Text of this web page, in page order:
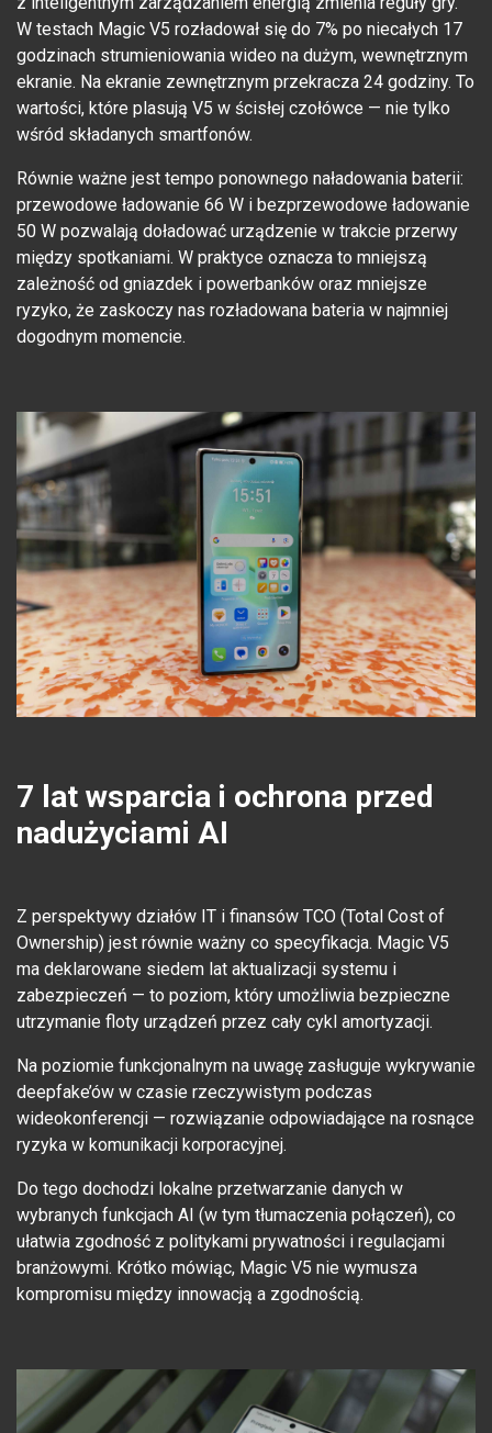
W testach Magic V5 rozładował się do 7% po niecałych 17
godzinach strumieniowania wideo na dużym, wewnętrznym
ekranie. Na ekranie zewnętrznym przekracza 24 godziny. To
wartości, które plasują V5 w ścisłej czołówce — nie tylko
wśród składanych smartfonów.
Równie ważne jest tempo ponownego naładowania baterii:
przewodowe ładowanie 66 W i bezprzewodowe ładowanie
50 W pozwalają doładować urządzenie w trakcie przerwy
między spotkaniami. W praktyce oznacza to mniejszą
zależność od gniazdek i powerbanków oraz mniejsze
ryzyko, że zaskoczy nas rozładowana bateria w najmniej
dogodnym momencie.
7 lat wsparcia i ochrona przed
nadużyciami AI
Z perspektywy działów IT i finansów TCO (Total Cost of
Ownership) jest równie ważny co specyfikacja. Magic V5
ma deklarowane siedem lat aktualizacji systemu i
zabezpieczeń — to poziom, który umożliwia bezpieczne
utrzymanie floty urządzeń przez cały cykl amortyzacji.
Na poziomie funkcjonalnym na uwagę zasługuje wykrywanie
deepfake’ów w czasie rzeczywistym podczas
wideokonferencji — rozwiązanie odpowiadające na rosnące
ryzyka w komunikacji korporacyjnej.
Do tego dochodzi lokalne przetwarzanie danych w
wybranych funkcjach AI (w tym tłumaczenia połączeń), co
ułatwia zgodność z politykami prywatności i regulacjami
branżowymi. Krótko mówiąc, Magic V5 nie wymusza
kompromisu między innowacją a zgodnością.